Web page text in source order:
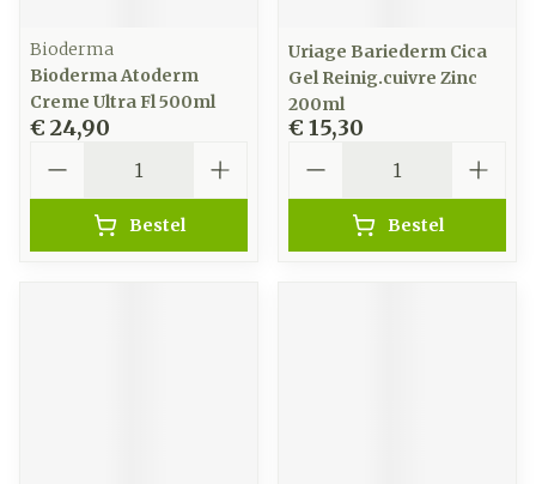
Bioderma
Bioderma Atoderm
Creme Ultra Fl 500ml
€ 24,90
Bestel
Uriage Bariederm Cica
Gel Reinig.cuivre Zinc
200ml
€ 15,30
Bestel